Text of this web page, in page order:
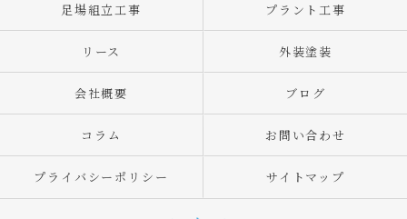
足場組立工事 プラント工事
リース 外装塗装
会社概要 ブログ
コラム お問い合わせ
プライバシーポリシー サイトマップ